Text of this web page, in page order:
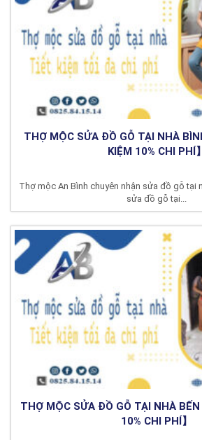
THỢ MỘC SỬA ĐỒ GỖ TẠI NHÀ
KIỆM 10% CHI PHÍ】
Thợ mộc An Bình chuyên nhận sửa đồ gỗ tại
sửa đồ gỗ tại...
THỢ MỘC SỬA ĐỒ GỖ TẠI NHÀ
10% CHI PHÍ】